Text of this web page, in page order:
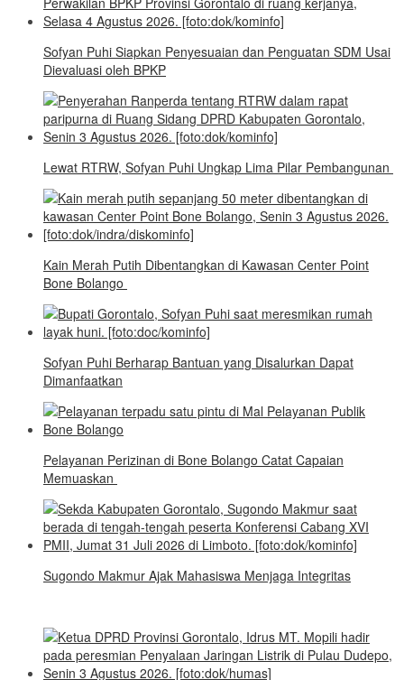
Sofyan Puhi Siapkan Penyesuaian dan Penguatan SDM Usai
Dievaluasi oleh BPKP
Lewat RTRW, Sofyan Puhi Ungkap Lima Pilar Pembangunan
Kain Merah Putih Dibentangkan di Kawasan Center Point
Bone Bolango
Sofyan Puhi Berharap Bantuan yang Disalurkan Dapat
Dimanfaatkan
Pelayanan Perizinan di Bone Bolango Catat Capaian
Memuaskan
Sugondo Makmur Ajak Mahasiswa Menjaga Integritas